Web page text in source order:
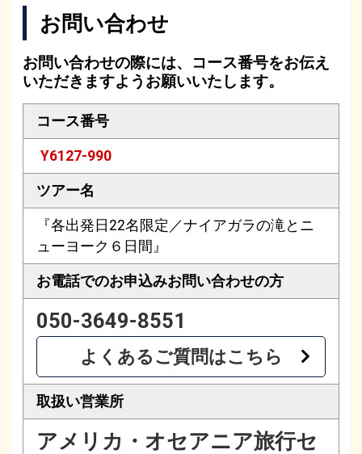
お問い合わせ
お問い合わせの際には、コース番号をお伝え
いただきますようお願いいたします。
コース番号
Y6127-990
ツアー名
『各出発日22名限定／ナイアガラの滝とニ
ューヨーク６日間』
お電話でのお申込みお問い合わせの方
050-3649-8551
よくあるご質問はこちら
取扱い営業所
アメリカ・オセアニア旅行セ